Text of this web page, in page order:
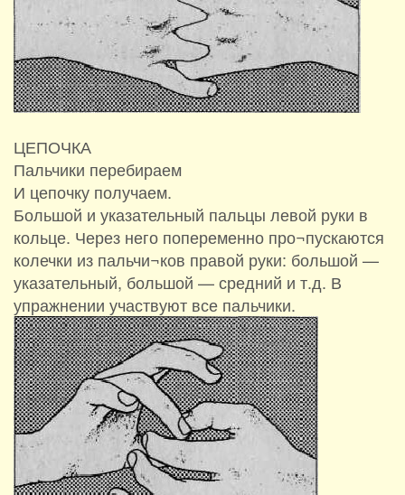
ЦЕПОЧКА
Пальчики перебираем
И цепочку получаем.
Большой и указательный пальцы левой руки в
кольце. Через него попеременно про¬пускаются
колечки из пальчи¬ков правой руки: большой —
указательный, большой — средний и т.д. В
упражнении участвуют все пальчики.